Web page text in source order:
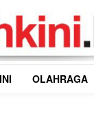
OLAHRAGA